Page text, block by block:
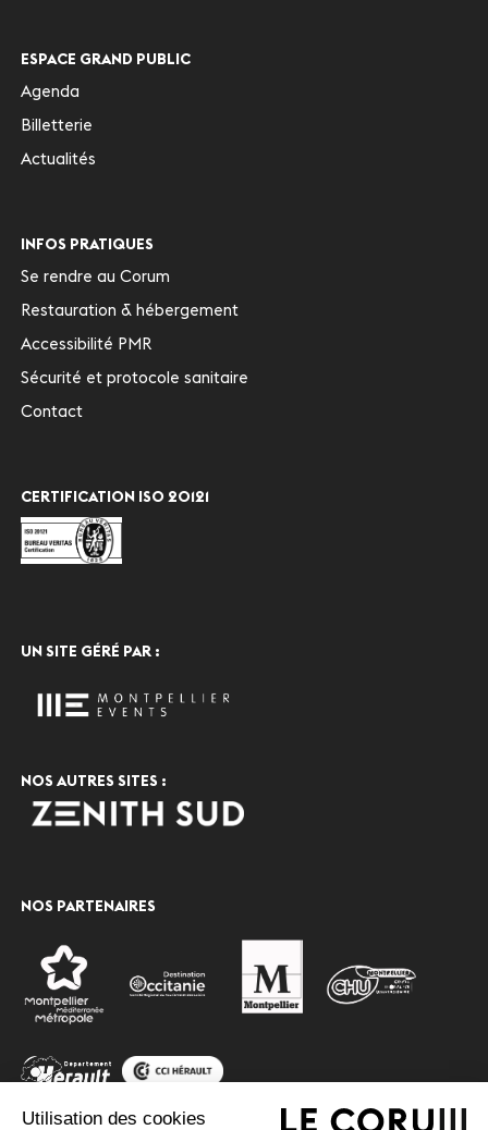
ESPACE GRAND PUBLIC
Agenda
Billetterie
Actualités
INFOS PRATIQUES
Se rendre au Corum
Restauration & hébergement
Accessibilité PMR
Sécurité et protocole sanitaire
Contact
CERTIFICATION ISO 20121
UN SITE GÉRÉ PAR :
NOS AUTRES SITES :
NOS PARTENAIRES
Utilisation des cookies